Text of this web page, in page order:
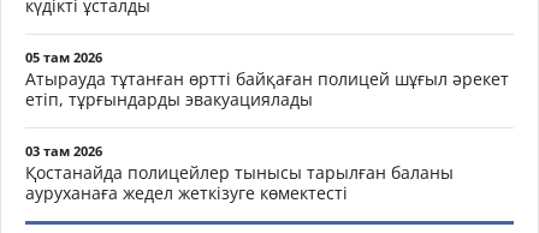
күдікті ұсталды
05 там 2026
Атырауда тұтанған өртті байқаған полицей шұғыл әрекет
етіп, тұрғындарды эвакуациялады
03 там 2026
Қостанайда полицейлер тынысы тарылған баланы
ауруханаға жедел жеткізуге көмектесті